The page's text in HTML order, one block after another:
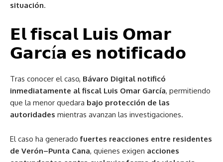
situación.
𝗘𝗹 𝗳𝗶𝘀𝗰𝗮𝗹 𝗟𝘂𝗶𝘀 𝗢𝗺𝗮𝗿
𝗚𝗮𝗿𝗰í𝗮 𝗲𝘀 𝗻𝗼𝘁𝗶𝗳𝗶𝗰𝗮𝗱𝗼
Tras conocer el caso, Bávaro Digital notificó
inmediatamente al fiscal Luis Omar García, permitiendo
que la menor quedara bajo protección de las
autoridades mientras avanzan las investigaciones.
El caso ha generadofuertes reacciones entre residentes
de Verón–Punta Cana, quienes exigen acciones